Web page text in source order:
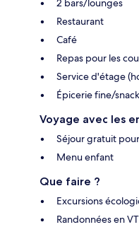
2 bars/lounges
Restaurant
Café
Repas pour les
Service d'étage
Épicerie fine/
Voyage avec les
Séjour gratuit
Menu enfant
Que faire ?
Excursions
Randonnées en